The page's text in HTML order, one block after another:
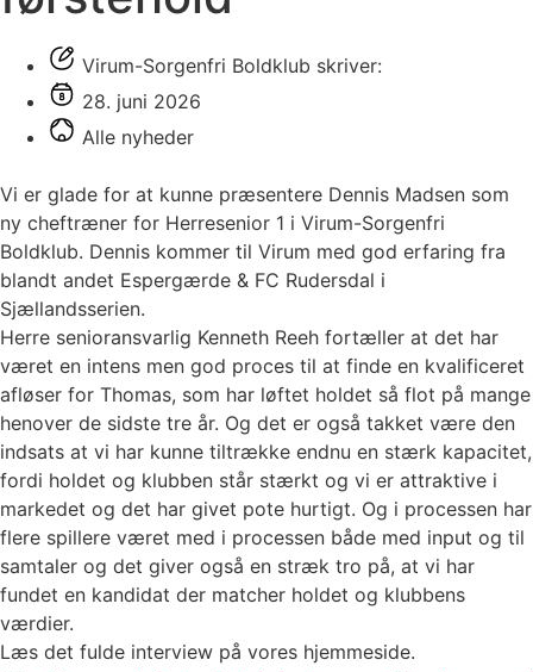
Virum-Sorgenfri Boldklub skriver:
28. juni 2026
Alle nyheder
Vi er glade for at kunne præsentere Dennis Madsen som
ny cheftræner for Herresenior 1 i Virum-Sorgenfri
Boldklub. Dennis kommer til Virum med god erfaring fra
blandt andet Espergærde & FC Rudersdal i
Sjællandsserien.
Herre senioransvarlig Kenneth Reeh fortæller at det har
været en intens men god proces til at finde en kvalificeret
afløser for Thomas, som har løftet holdet så flot på mange
henover de sidste tre år. Og det er også takket være den
indsats at vi har kunne tiltrække endnu en stærk kapacitet,
fordi holdet og klubben står stærkt og vi er attraktive i
markedet og det har givet pote hurtigt. Og i processen har
flere spillere været med i processen både med input og til
samtaler og det giver også en stræk tro på, at vi har
fundet en kandidat der matcher holdet og klubbens
værdier.
Læs det fulde interview på vores hjemmeside.